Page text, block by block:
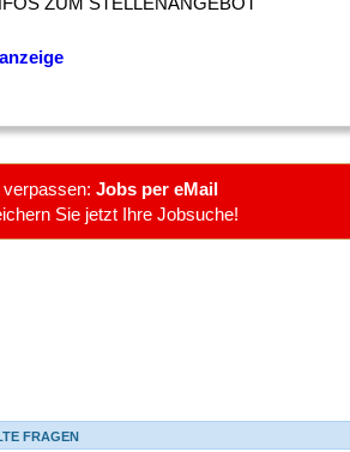
Jobs per eMail
Sie jetzt Ihre Jobsuche!
FRAGEN